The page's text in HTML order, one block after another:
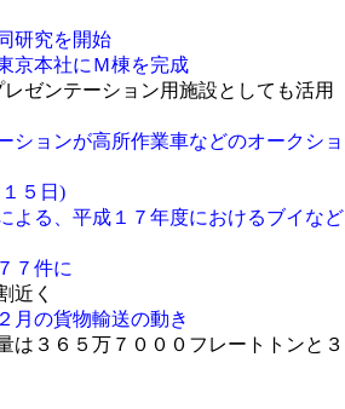
研究を開始
京本社にＭ棟を完成
ゼンテーション用施設としても活用
ションが高所作業車などのオークショ
５日)
よる、平成１７年度におけるブイなど
７件に
近く
月の貨物輸送の動き
は３６５万７０００フレートトンと３